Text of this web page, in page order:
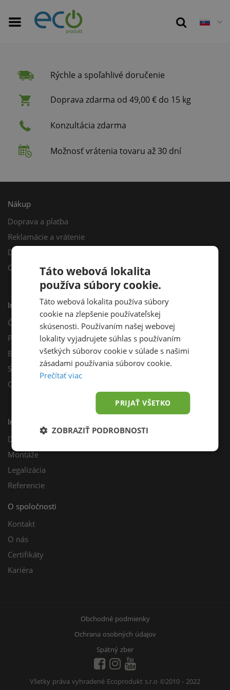
Rýchle a spoľahlivé doručenie
Doprava zdarma od 49,00 € do 15 kg
Konzultácia zdarma
Možnosť vrátenia tovaru až 30 dní
Nákup
Doprava a platba
Reklamácie a vrátenie
Darčekový poukaz
Odberné miesta
Informácie
Často kladené otázky
Poradňa
Blog
Sprievodca výberom fotovoltiky
Odporúčací program
Inštalácie
Dotácie
Montáže
Legalizácia
Referencie
O spoločnosti
Kontakt
O nás
Certifikáty
Kariéra
Obchodné podmienky
Ochrana osobných údajov
Spätný zber
Všetky práva vyhradené Ecoprodukt s.r.o ©2010 - 2022
Táto webová lokalita
používa súbory cookie.
Táto webová lokalita používa súbory
cookie na zlepšenie používateľskej
skúsenosti. Používaním našej webovej
lokality vyjadrujete súhlas s používaním
všetkých súborov cookie v súlade s našimi
zásadami používania súborov cookie.
Prečítať viac
PRIJAŤ VŠETKO
ZOBRAZIŤ PODROBNOSTI